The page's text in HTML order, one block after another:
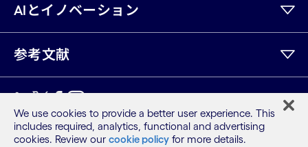
AIとイノベーション
参考文献
LinkedIn
Twitter
Facebook
Instagram
Youtube
サイトマップ
利用規約
We use cookies to provide a better user experience. This
includes required, analytics, functional and advertising
cookies. Review our cookie policy for more details.